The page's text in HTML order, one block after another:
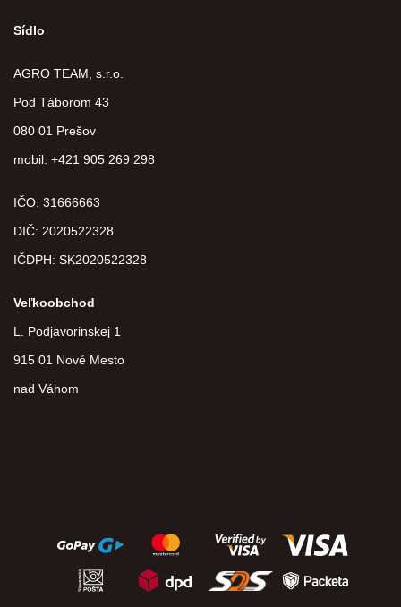
Sídlo
AGRO TEAM, s.r.o.
Pod Táborom 43
080 01 Prešov
mobil: +421 905 269 298
IČO: 31666663
DIČ: 2020522328
IČDPH: SK2020522328
Veľkoobchod
L. Podjavorinskej 1
915 01 Nové Mesto
nad Váhom